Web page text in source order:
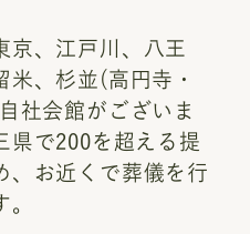
京、江戸川、八王
米、杉並(高円寺・
社会館がございま
県で200を超える提
、お近くで葬儀を行